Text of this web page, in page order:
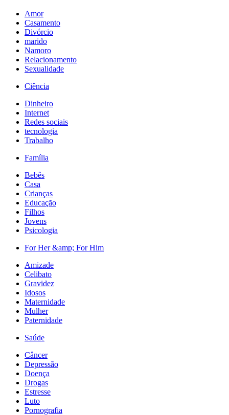
Amor
Casamento
Divórcio
marido
Namoro
Relacionamento
Sexualidade
Ciência
Dinheiro
Internet
Redes sociais
tecnologia
Trabalho
Família
Bebês
Casa
Crianças
Educação
Filhos
Jovens
Psicologia
For Her &amp; For Him
Amizade
Celibato
Gravidez
Idosos
Maternidade
Mulher
Paternidade
Saúde
Câncer
Depressão
Doença
Drogas
Estresse
Luto
Pornografia